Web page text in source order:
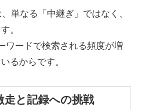
単なる「中継ぎ」ではなく、
。
ワードで検索される頻度が増
るからです。
走と記録への挑戦